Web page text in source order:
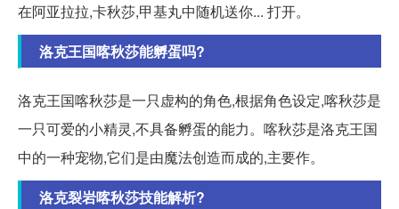
在阿亚拉拉,卡秋莎,甲基丸中随机送你... 打开。
洛克王国喀秋莎能孵蛋吗?
洛克王国喀秋莎是一只虚构的角色,根据角色设定,喀秋莎是
一只可爱的小精灵,不具备孵蛋的能力。喀秋莎是洛克王国
中的一种宠物,它们是由魔法创造而成的,主要作。
洛克裂岩喀秋莎技能解析?